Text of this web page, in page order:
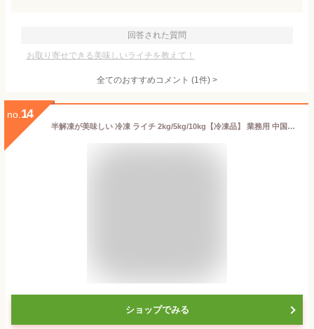
回答された質問
お取り寄せできる美味しいライチを教えて！
全てのおすすめコメント (1件) >
no. 14
半解凍が美味しい 冷凍 ライチ 2kg/5kg/10kg【冷凍品】 業務用 中国原料 送料無料 レイシ トロピカルフルーツ 南国フルーツ ギフト スイーツ おやつ デザート 誕生日 文化祭 屋台 夜食 お取り寄せ オードブル 果実
ショップでみる